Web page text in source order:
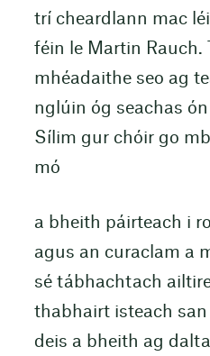
trí cheardlann mac
féin le Martin Rauch.
mhéadaithe seo ag
nglúin óg seachas
Sílim gur chóir go
mó
a bheith páirteach i
agus an curaclam a
sé tábhachtach
thabhairt isteach
deis a bheith ag